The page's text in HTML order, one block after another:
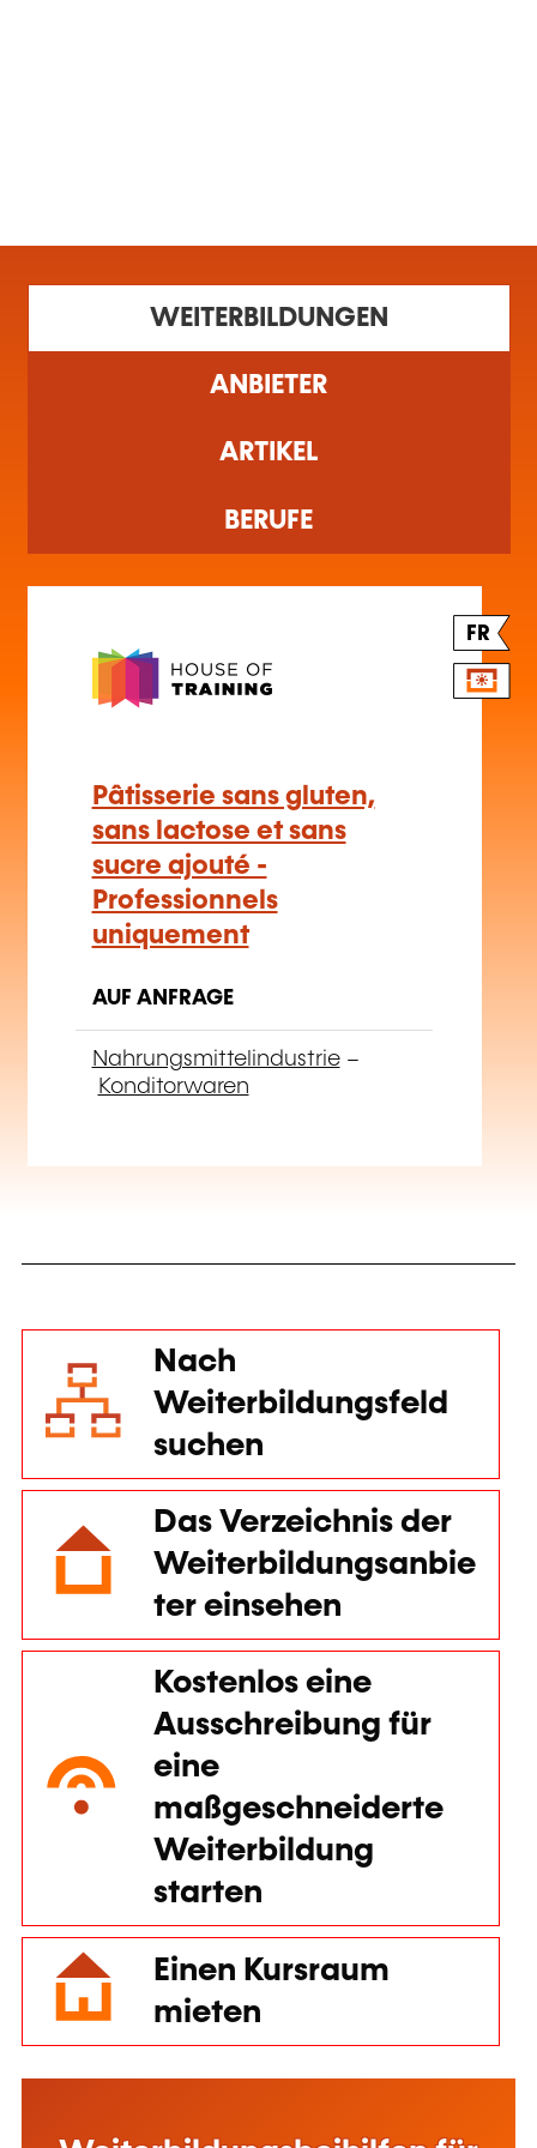
WEITERBILDUNGEN
ANBIETER
ARTIKEL
BERUFE
FR
Pâtisserie sans gluten,
sans lactose et sans
sucre ajouté -
Professionnels
uniquement
AUF ANFRAGE
Nahrungsmittelindustrie–
Konditorwaren
Nach
Weiterbildungsfeld
suchen
Das Verzeichnis der
Weiterbildungsanbie
ter einsehen
Kostenlos eine
Ausschreibung für
eine
maßgeschneiderte
Weiterbildung
starten
Einen Kursraum
mieten